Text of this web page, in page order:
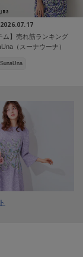
2026.07.17
ム】売れ筋ランキング
（スーナウーナ）
SunaUna